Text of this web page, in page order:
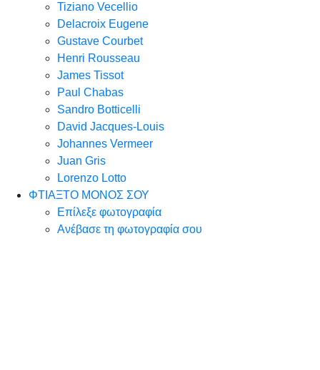
Tiziano Vecellio
Delacroix Eugene
Gustave Courbet
Henri Rousseau
James Tissot
Paul Chabas
Sandro Botticelli
David Jacques-Louis
Johannes Vermeer
Juan Gris
Lorenzo Lotto
ΦΤΙΑΞΤΟ ΜΟΝΟΣ ΣΟΥ
Επίλεξε φωτογραφία
Ανέβασε τη φωτογραφία σου